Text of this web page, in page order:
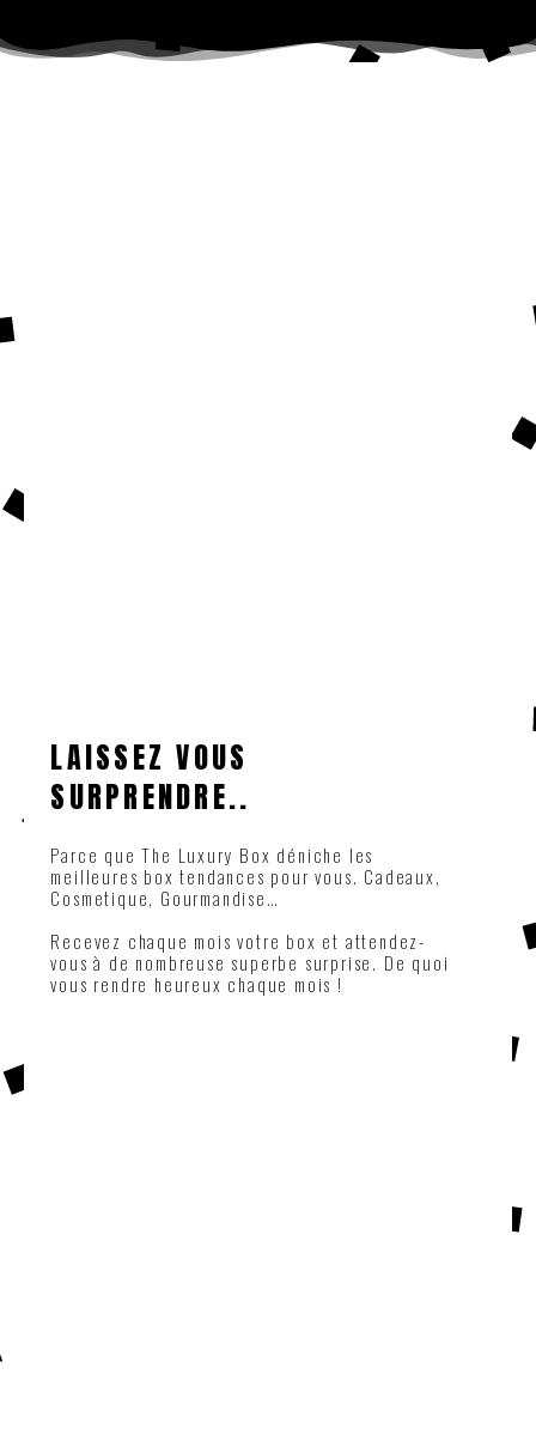
LAISSEZ VOUS
SURPRENDRE..
Parce que The Luxury Box déniche les
meilleures box tendances pour vous. Cadeaux,
Cosmetique, Gourmandise…
Recevez chaque mois votre box et attendez-
vous à de nombreuse superbe surprise. De quoi
vous rendre heureux chaque mois !